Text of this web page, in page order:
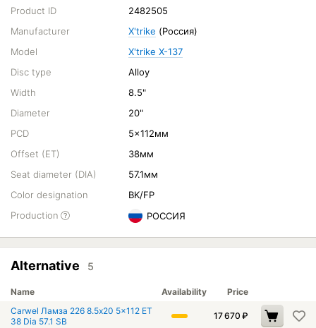
Product ID
2482505
Manufacturer
X'trike (Россия)
Model
X'trike X-137
Disc type
Alloy
Width
8.5"
Diameter
20"
PCD
5x112мм
Offset (ET)
38мм
Seat diameter (DIA)
57.1мм
Color designation
BK/FP
Production
РОССИЯ
Alternative 5
Name Availability
Price
Carwel Ламза 226 8.5x20 5x112 ET
38 Dia 57.1 SB
17 670 ₽